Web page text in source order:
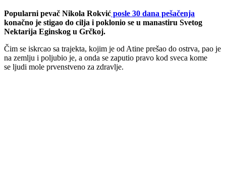
Popularni pevač Nikola Rokvić posle 30 dana pešačenja
konačno je stigao do cilja i poklonio se u manastiru Svetog
Nektarija Eginskog u Grčkoj.
Čim se iskrcao sa trajekta, kojim je od Atine prešao do ostrva, pao je
na zemlju i poljubio je, a onda se zaputio pravo kod sveca kome
se ljudi mole prvenstveno za zdravlje.